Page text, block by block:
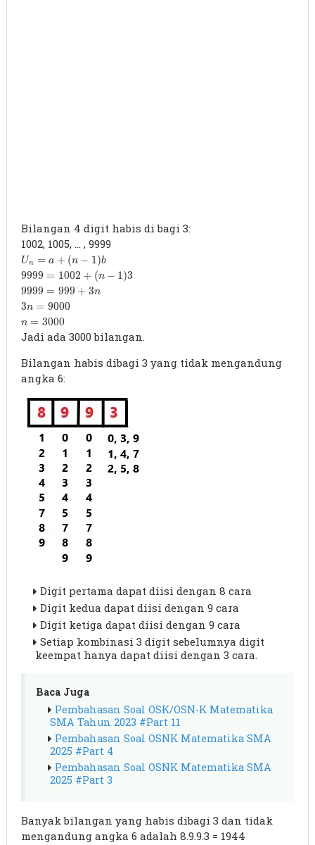
Bilangan 4 digit habis di bagi 3:
1002, 1005, ... , 9999
Un = a + (n − 1)b
Un =a+ (n −1) b
9999 = 1002 + (n − 1)3
9999 =1002+( n− 1)3
9999 = 999 + 3n
9999 =999+3 n
3n = 9000
3n =9000
n = 3000
n =3000
Jadi ada 3000 bilangan.
Bilangan habis dibagi 3 yang tidak mengandung
angka 6:
Digit pertama dapat diisi dengan 8 cara
Digit kedua dapat diisi dengan 9 cara
Digit ketiga dapat diisi dengan 9 cara
Setiap kombinasi 3 digit sebelumnya digit
keempat hanya dapat diisi dengan 3 cara.
Baca Juga
Pembahasan Soal OSK/OSN-K Matematika
SMA Tahun 2023 #Part 11
Pembahasan Soal OSNK Matematika SMA
2025 #Part 4
Pembahasan Soal OSNK Matematika SMA
2025 #Part 3
Banyak bilangan yang habis dibagi 3 dan tidak
mengandung angka 6 adalah 8.9.9.3 = 1944